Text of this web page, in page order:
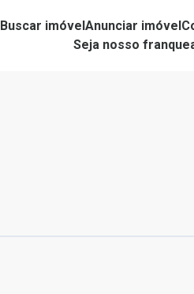
Buscar imóvelAnunciar imóvel
Seja nosso